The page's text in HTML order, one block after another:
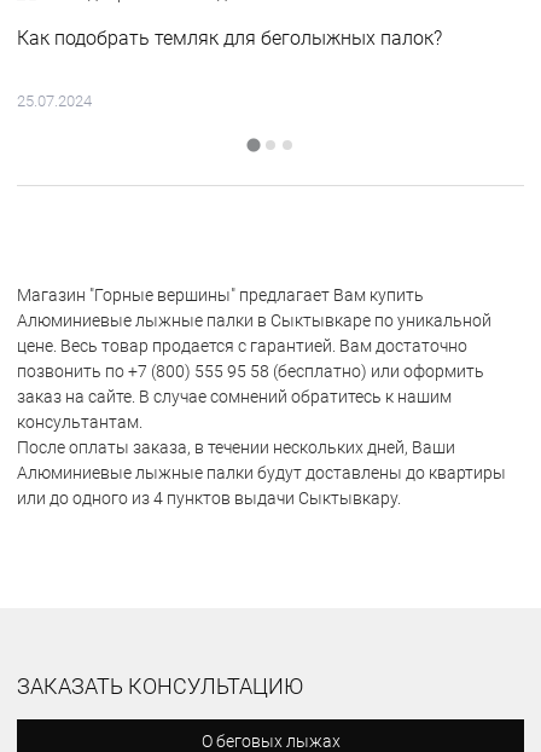
Как подобрать темляк для беголыжных палок?
25.07.2024
Магазин "Горные вершины" предлагает Вам купить
Алюминиевые лыжные палки в Сыктывкаре по уникальной
цене. Весь товар продается с гарантией. Вам достаточно
позвонить по +7 (800) 555 95 58 (бесплатно) или оформить
заказ на сайте. В случае сомнений обратитесь к нашим
консультантам.
После оплаты заказа, в течении нескольких дней, Ваши
Алюминиевые лыжные палки будут доставлены до квартиры
или до одного из 4 пунктов выдачи Сыктывкару.
ЗАКАЗАТЬ КОНСУЛЬТАЦИЮ
О беговых лыжах